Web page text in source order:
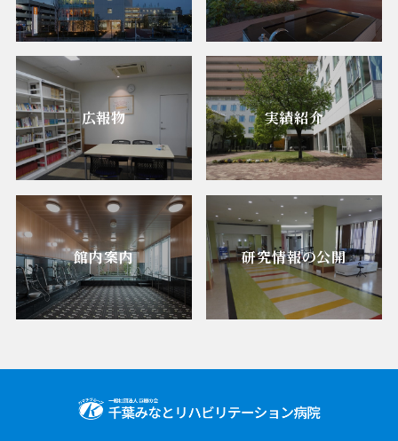
広報物 実績紹介
館内案内 研究情報の公開